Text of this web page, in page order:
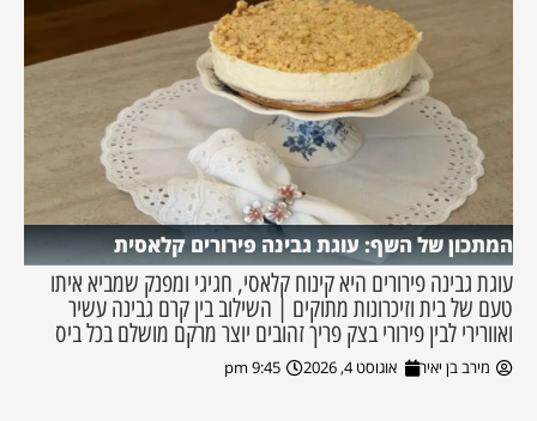
המתכון של השף: עוגת גבינה פירורים קלאסית
עוגת גבינה פירורים היא קינוח קלאסי, חגיגי ומפנק שמביא איתו
טעם של בית וזיכרונות מתוקים | השילוב בין קרם גבינה עשיר
ואוורירי לבין פירורי בצק פריך זהובים יוצר מרקם מושלם בכל ביס
מירב בן יאיר אוגוסט 4, 2026 9:45 pm